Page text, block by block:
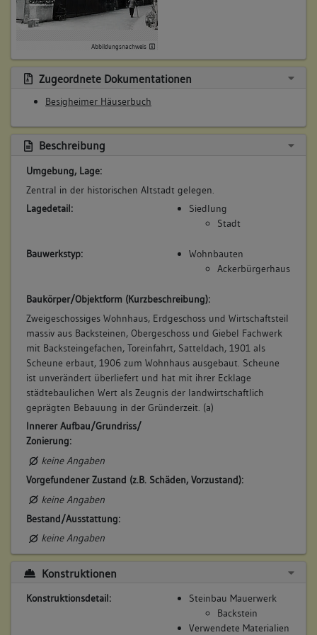
(1587 - 1628)
Bemerkung Familie:
Bemerkung Besitz:
zinst
Beschreibung:
Garten
Beruf / Amt / Titel:
keiner
Betroffene Gebäudeteile:
Garten
(1628 - 1901)
Bemerkung Besitz:
zinst
Beschreibung:
Garten
Beruf / Amt / Titel:
keiner
Betroffene Gebäudeteile:
Garten
(1901)
Bemerkung Familie:
Bemerkung Besitz:
besitzt
Scheuer
Abbildungsnachweis
Zugeordnete Dokumentationen
Besigheimer Häuserbuch
Beschreibung
Umgebung, Lage:
Zentral in der historischen Altstadt gelegen.
Lagedetail:
Siedlung
Stadt
Bauwerkstyp:
Wohnbauten
Ackerbürgerhaus
Baukörper/Objektform (Kurzbeschreibung):
Zweigeschossiges Wohnhaus, Erdgeschoss und Wirtschaftsteil
massiv aus Backsteinen, Obergeschoss und Giebel Fachwerk
mit Backsteingefachen, Toreinfahrt, Satteldach, 1901 als
Scheune erbaut, 1906 zum Wohnhaus ausgebaut. Scheune
ist unverändert überliefert und hat mit ihrer Ecklage
städtebaulichen Wert als Zeugnis der landwirtschaftlich
geprägten Bebauung in der Gründerzeit. (a)
Innerer Aufbau/Grundriss/
Zonierung:
keine Angaben
Vorgefundener Zustand (z.B. Schäden, Vorzustand):
keine Angaben
Bestand/Ausstattung:
keine Angaben
Konstruktionen
Konstruktionsdetail:
Steinbau Mauerwerk
Backstein
Verwendete Materialien